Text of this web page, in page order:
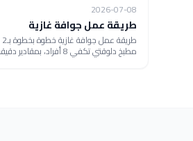
2026-07-08
طريقة عمل جوافة غازية
مطبخ دلوقتي تكفي 8 أفراد، بمقادير دقيقة وخطوات واضحة.